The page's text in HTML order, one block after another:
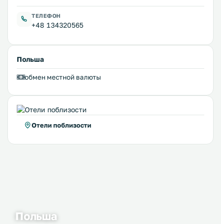
ТЕЛЕФОН
+48 134320565
Польша
обмен местной валюты
Отели поблизости
Польша